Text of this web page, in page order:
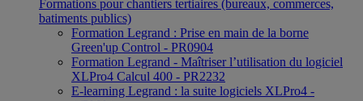
Formations pour chantiers tertiaires (bureaux, commerces,
batiments publics)
Formation Legrand : Prise en main de la borne
Green'up Control - PR0904
Formation Legrand - Maîtriser l’utilisation du logiciel
XLPro4 Calcul 400 - PR2232
E-learning Legrand : la suite logiciels XLPro4 -